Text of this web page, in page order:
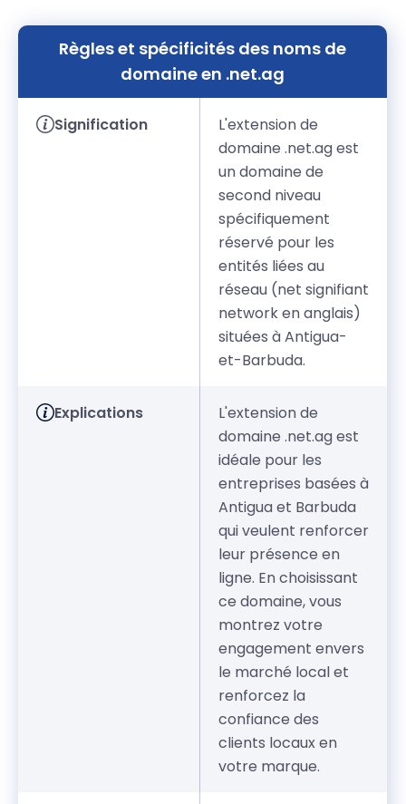
Règles et spécificités des noms de
domaine en .net.ag
Signification
L'extension de
domaine .net.ag est
un domaine de
second niveau
spécifiquement
réservé pour les
entités liées au
réseau (net signifiant
network en anglais)
situées à Antigua-
et-Barbuda.
Explications
L'extension de
domaine .net.ag est
idéale pour les
entreprises basées à
Antigua et Barbuda
qui veulent renforcer
leur présence en
ligne. En choisissant
ce domaine, vous
montrez votre
engagement envers
le marché local et
renforcez la
confiance des
clients locaux en
votre marque.